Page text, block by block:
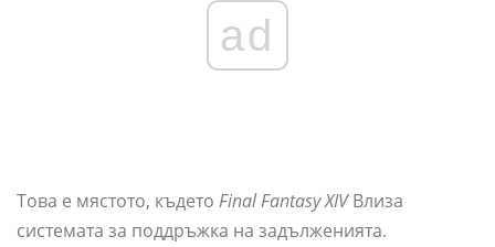
ad
Това е мястото, където Final Fantasy XIVВлиза
системата за поддръжка на задълженията.